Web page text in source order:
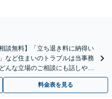
談無料】「立ち退き料に納得い
など住まいのトラブルは当事務
んな立場のご相談にも話しやす
。
料金表を見る